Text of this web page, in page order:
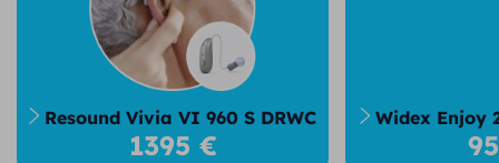
Resound Vivia VI 960 S DRWC
1395 €
Widex Enjoy